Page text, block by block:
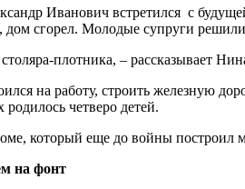
Иванович встретился с
дом сгорел. Молодые супруги
плотника, – рассказывает
на работу, строить железную
четверо детей.
который еще до войны построил
на фонт